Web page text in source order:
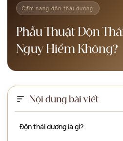
Cẩm nang độn thái dương
Phẫu Thuật Độn
Nguy Hiểm Không?
Nội dung bài viết
Độn thái dương là gì?